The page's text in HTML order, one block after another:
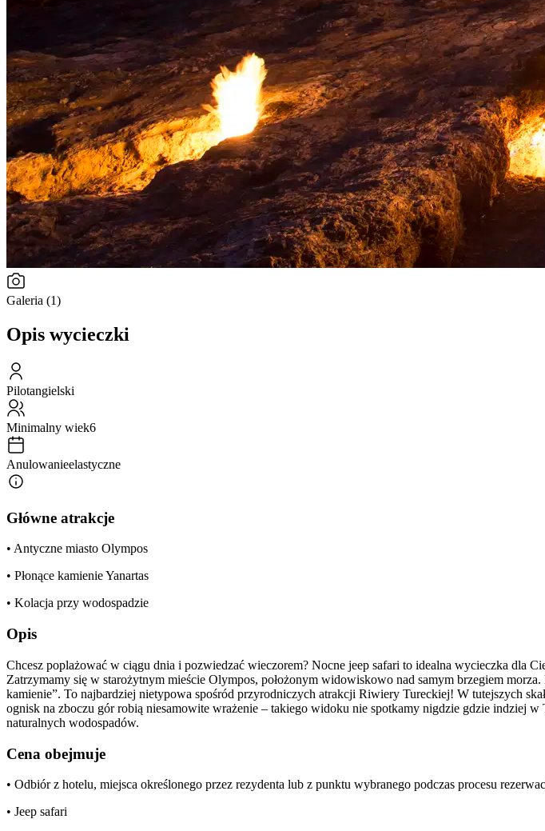
Galeria (1)
Opis wycieczki
Pilotangielski
Minimalny wiek6
Anulowanieelastyczne
Główne atrakcje
• Antyczne miasto Olympos
• Płonące kamienie Yanartas
• Kolacja przy wodospadzie
Opis
Chcesz poplażować w ciągu dnia i pozwiedzać wieczorem? Nocne jeep safari to idealna wycieczka dla
Zatrzymamy się w starożytnym mieście Olympos, położonym widowiskowo nad samym brzegiem
kamienie”. To najbardziej nietypowa spośród przyrodniczych atrakcji Riwiery Tureckiej! W tutejszych
ognisk na zboczu gór robią niesamowite wrażenie – takiego widoku nie spotkamy nigdzie gdzie
naturalnych wodospadów.
Cena obejmuje
• Odbiór z hotelu, miejsca określonego przez rezydenta lub z punktu wybranego podczas procesu
• Jeep safari